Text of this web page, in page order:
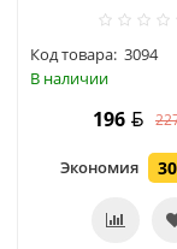
Код товара: 3094
В наличии
196
Экономия